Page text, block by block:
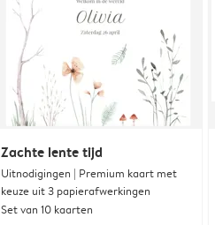
Zachte lente tijd
Uitnodigingen | Premium kaart met
keuze uit 3 papierafwerkingen
Set van 10 kaarten